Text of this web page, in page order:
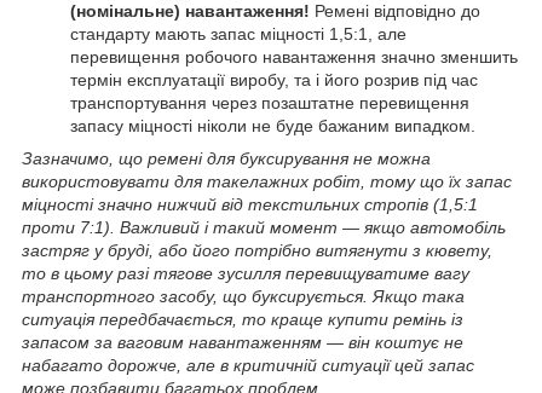
(номінальне) навантаження! Ремені відповідно до
стандарту мають запас міцності 1,5:1, але
перевищення робочого навантаження значно зменшить
термін експлуатації виробу, та і його розрив під час
транспортування через позаштатне перевищення
запасу міцності ніколи не буде бажаним випадком.
Зазначимо, що ремені для буксирування не можна
використовувати для такелажних робіт, тому що їх запас
міцності значно нижчий від текстильних стропів (1,5:1
проти 7:1). Важливий і такий момент — якщо автомобіль
застряг у бруді, або його потрібно витягнути з кювету,
то в цьому разі тягове зусилля перевищуватиме вагу
транспортного засобу, що буксирується. Якщо така
ситуація передбачається, то краще купити ремінь із
запасом за ваговим навантаженням — він коштує не
набагато дорожче, але в критичній ситуації цей запас
може позбавити багатьох проблем.